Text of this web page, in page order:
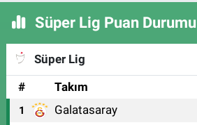
Süper Lig Puan Durumu
Süper Lig
#
Takım
1 Galatasaray